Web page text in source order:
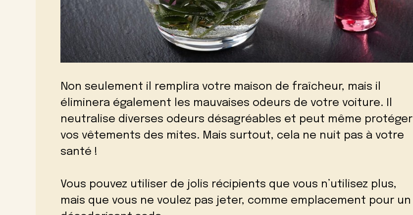
Non seulement il remplira votre maison de fraîcheur, mais il
éliminera également les mauvaises odeurs de votre voiture. Il
neutralise diverses odeurs désagréables et peut même protéger
vos vêtements des mites. Mais surtout, cela ne nuit pas à votre
santé !
Vous pouvez utiliser de jolis récipients que vous n’utilisez plus,
mais que vous ne voulez pas jeter, comme emplacement pour un